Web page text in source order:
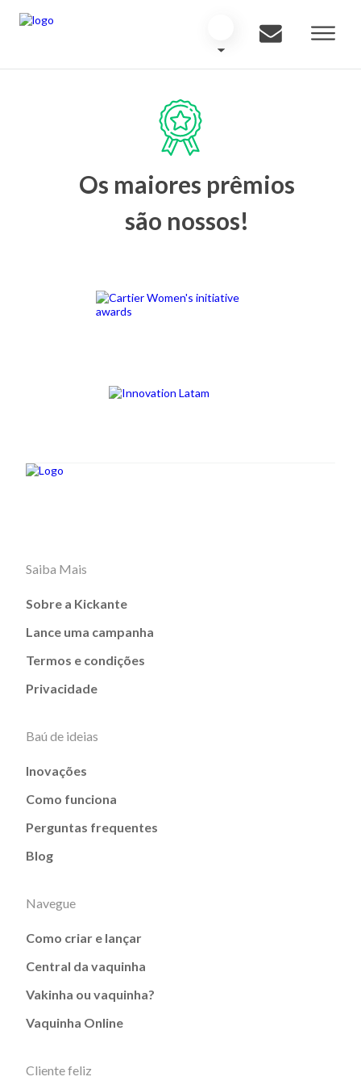
Os maiores prêmios
são nossos!
Saiba Mais
Sobre a Kickante
Lance uma campanha
Termos e condições
Privacidade
Baú de ideias
Inovações
Como funciona
Perguntas frequentes
Blog
Navegue
Como criar e lançar
Central da vaquinha
Vakinha ou vaquinha?
Vaquinha Online
Cliente feliz